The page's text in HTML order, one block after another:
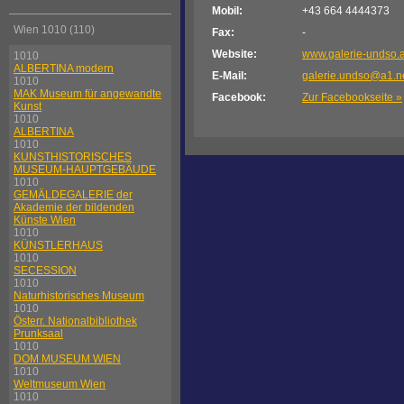
Wien 1010 (110)
1010
ALBERTINA modern
1010
MAK Museum für angewandte
Kunst
1010
ALBERTINA
1010
KUNSTHISTORISCHES
MUSEUM-HAUPTGEBÄUDE
1010
GEMÄLDEGALERIE der
Akademie der bildenden
Künste Wien
1010
KÜNSTLERHAUS
1010
SECESSION
1010
Naturhistorisches Museum
1010
Österr. Nationalbibliothek
Prunksaal
1010
DOM MUSEUM WIEN
1010
Weltmuseum Wien
1010
Mobil:
+43 664 4444373
Fax:
-
Website:
www.galerie-
E-Mail:
Facebook:
Zur Facebookseite »